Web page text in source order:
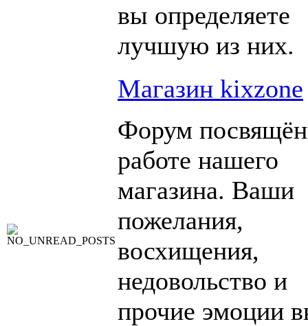
вы определяете
лучшую из них.
Магазин kixzone
Форум посвящён
работе нашего
магазина. Ваши
пожелания,
восхищения,
недовольство и
прочие эмоции